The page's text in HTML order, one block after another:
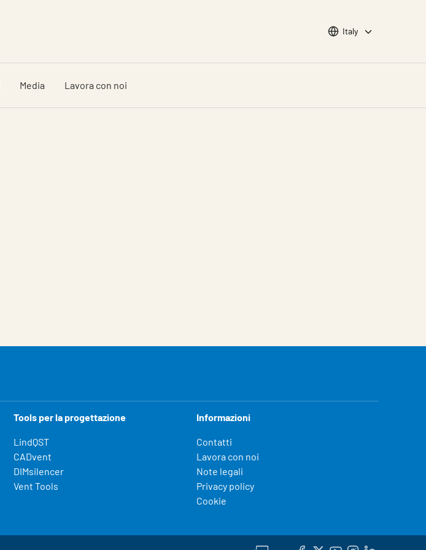
Choose languge
Italy
Media Lavora con noi
Tools per la progettazione
LindQST
CADvent
DIMsilencer
Vent Tools
Informazioni
Contatti
Lavora con noi
Note legali
Privacy policy
Cookie